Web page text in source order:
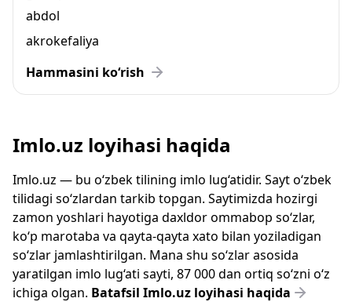
abdol
akrokefaliya
Hammasini ko‘rish
Imlo.uz loyihasi haqida
Imlo.uz — bu o‘zbek tilining imlo lug‘atidir. Sayt o‘zbek
tilidagi so‘zlardan tarkib topgan. Saytimizda hozirgi
zamon yoshlari hayotiga daxldor ommabop so‘zlar,
ko‘p marotaba va qayta-qayta xato bilan yoziladigan
so‘zlar jamlashtirilgan. Mana shu so‘zlar asosida
yaratilgan imlo lug‘ati sayti, 87 000 dan ortiq so‘zni o‘z
ichiga olgan. Batafsil Imlo.uz loyihasi haqida